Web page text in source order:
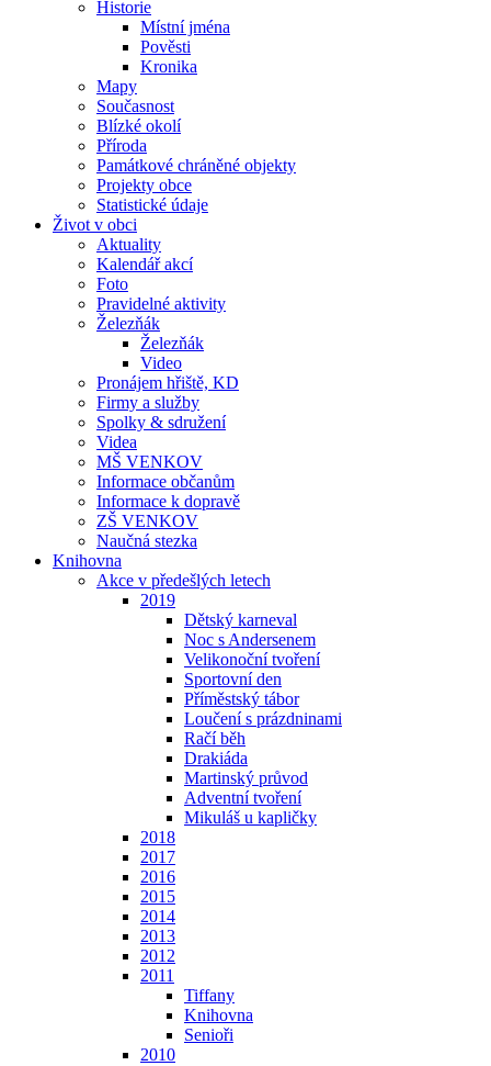
Historie
Místní jména
Pověsti
Kronika
Mapy
Současnost
Blízké okolí
Příroda
Památkové chráněné objekty
Projekty obce
Statistické údaje
Život v obci
Aktuality
Kalendář akcí
Foto
Pravidelné aktivity
Železňák
Železňák
Video
Pronájem hřiště, KD
Firmy a služby
Spolky & sdružení
Videa
MŠ VENKOV
Informace občanům
Informace k dopravě
ZŠ VENKOV
Naučná stezka
Knihovna
Akce v předešlých letech
2019
Dětský karneval
Noc s Andersenem
Velikonoční tvoření
Sportovní den
Příměstský tábor
Loučení s prázdninami
Račí běh
Drakiáda
Martinský průvod
Adventní tvoření
Mikuláš u kapličky
2018
2017
2016
2015
2014
2013
2012
2011
Tiffany
Knihovna
Senioři
2010